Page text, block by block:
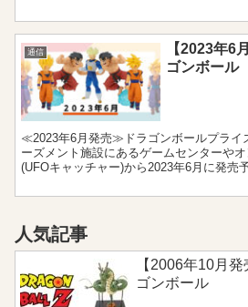
通信
【2023年6
ゴンボール
≪2023年6月発売≫ドラゴンボールプライ
ーズメント施設にあるゲームセンターや
(UFOキャッチャー)から2023年6月に発売
人気記事
【2006年10月
ゴンボール